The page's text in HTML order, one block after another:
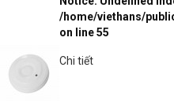
/home/viethans/
on line55
Chi tiết